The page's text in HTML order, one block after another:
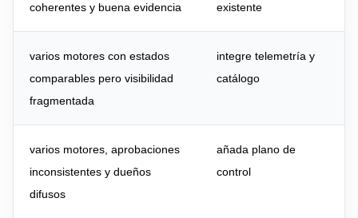
coherentes y buena evidencia
existente
varios motores con estados
comparables pero visibilidad
fragmentada
integre telemetría y
catálogo
varios motores, aprobaciones
inconsistentes y dueños
difusos
añada plano de
control